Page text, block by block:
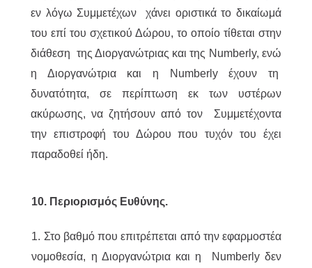
εν λόγω Συμμετέχων χάνει οριστικά το δικαίωμά
του επί του σχετικού Δώρου, το οποίο τίθεται στην
διάθεση της Διοργανώτριας και της Numberly, ενώ
η Διοργανώτρια και η Numberly έχουν τη
δυνατότητα, σε περίπτωση εκ των υστέρων
ακύρωσης, να ζητήσουν από τον Συμμετέχοντα
την επιστροφή του Δώρου που τυχόν του έχει
παραδοθεί ήδη.
10. Περιορισμός Ευθύνης.
1. Στο βαθμό που επιτρέπεται από την εφαρμοστέα
νομοθεσία, η Διοργανώτρια και η Numberly δεν